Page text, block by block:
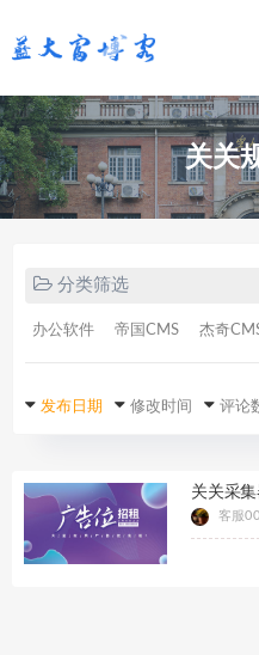
关关
分类筛选
办公软件 帝国CMS 杰奇
发布日期 修改时间 评论
关关采
客服